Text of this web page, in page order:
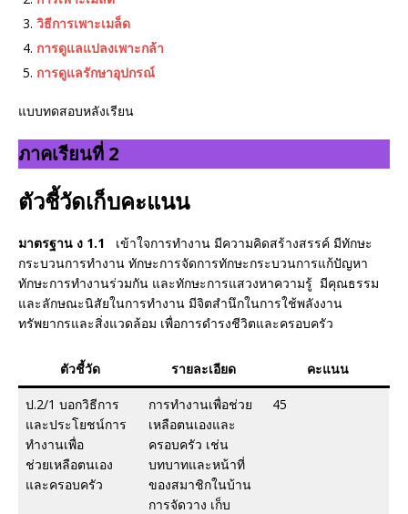
วิธีการเพาะเมล็ด
การดูแลแปลงเพาะกล้า
การดูแลรักษาอุปกรณ์
แบบทดสอบหลังเรียน
ภาคเรียนที่ 2
ตัวชี้วัดเก็บคะแนน
มาตรฐาน ง 1.1 เข้าใจการทำงาน มีความคิดสร้างสรรค์ มีทักษะ
กระบวนการทำงาน ทักษะการจัดการทักษะกระบวนการแก้ปัญหา
ทักษะการทำงานร่วมกัน และทักษะการแสวงหาความรู้ มีคุณธรรม
และลักษณะนิสัยในการทำงาน มีจิตสำนึกในการใช้พลังงาน
ทรัพยากรและสิ่งแวดล้อม เพื่อการดำรงชีวิตและครอบครัว
ตัวชี้วัด รายละเอียด คะแนน
ป.2/1 บอกวิธีการ
และประโยชน์การ
ทำงานเพื่อ
ช่วยเหลือตนเอง
และครอบครัว
การทำงานเพื่อช่วย
เหลือตนเองและ
ครอบครัว เช่น
บทบาทและหน้าที่
ของสมาชิกในบ้าน
การจัดวาง เก็บ
45